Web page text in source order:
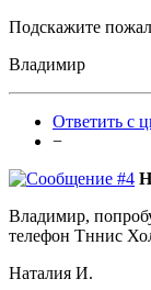
Подскажите
Владимир
Ответить с
−
Владимир,
телефон Тннис
Наталия И.